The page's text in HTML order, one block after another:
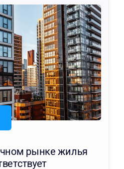
рынке жилья